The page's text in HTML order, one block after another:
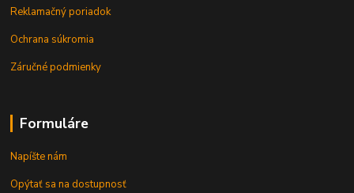
Reklamačný poriadok
Ochrana súkromia
Záručné podmienky
Formuláre
Napíšte nám
Opýtať sa na dostupnosť